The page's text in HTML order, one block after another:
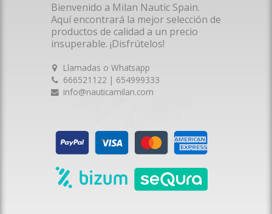
Bienvenido a Milan Nautic Spain.
Aquí encontrará la mejor selección de
productos de calidad a un precio
insuperable. ¡Disfrútelos!
Llamadas o Whatsapp
666521122 | 654999333
info@nauticamilan.com